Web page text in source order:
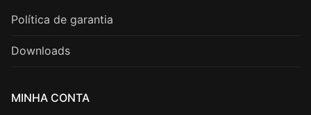
Política de garantia
Downloads
MINHA CONTA